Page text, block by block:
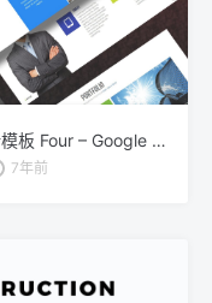
商务主题/创意项目介绍谷歌幻灯片设计模板 Four – Google Slides
7年前